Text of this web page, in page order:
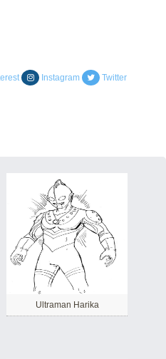
Instagram Twitter
Ultraman Harika